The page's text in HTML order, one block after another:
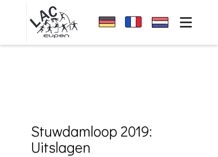
Home
Contact
Stuwdamloop 2019:
Uitslagen